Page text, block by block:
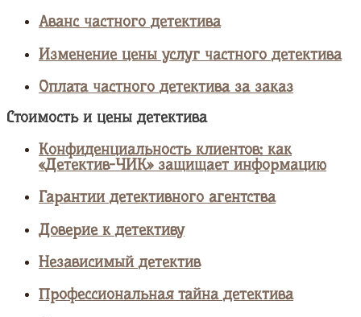
Аванс частного детектива
Изменение цены услуг частного детектива
Оплата частного детектива за заказ
Стоимость и цены детектива
Конфиденциальность клиентов: как
«Детектив-ЧИК» защищает информацию
Гарантии детективного агентства
Доверие к детективу
Независимый детектив
Профессиональная тайна детектива